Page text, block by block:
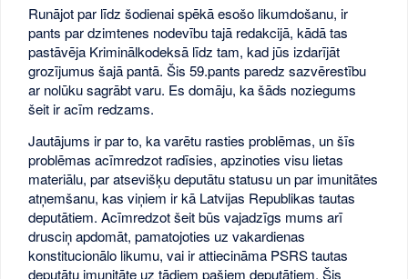
Runājot par līdz šodienai spēkā esošo likumdošanu, ir
pants par dzimtenes nodevību tajā redakcijā, kādā tas
pastāvēja Kriminālkodeksā līdz tam, kad jūs izdarījāt
grozījumus šajā pantā. Šis 59.pants paredz sazvērestību
ar nolūku sagrābt varu. Es domāju, ka šāds noziegums
šeit ir acīm redzams.
Jautājums ir par to, ka varētu rasties problēmas, un šīs
problēmas acīmredzot radīsies, apzinoties visu lietas
materiālu, par atsevišķu deputātu statusu un par imunitātes
atņemšanu, kas viņiem ir kā Latvijas Republikas tautas
deputātiem. Acīmredzot šeit būs vajadzīgs mums arī
drusciņ apdomāt, pamatojoties uz vakardienas
konstitucionālo likumu, vai ir attiecināma PSRS tautas
deputātu imunitāte uz tādiem pašiem deputātiem. Šis